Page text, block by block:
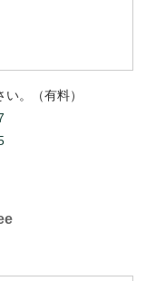
。（有料）